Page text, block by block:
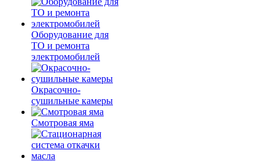
Оборудование для
ТО и ремонта
электромобилей
Окрасочно-
сушильные камеры
Смотровая яма